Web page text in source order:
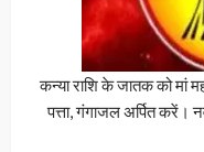
कन्या राशि के जातक को मां
पत्ता, गंगाजल अर्पित करें।